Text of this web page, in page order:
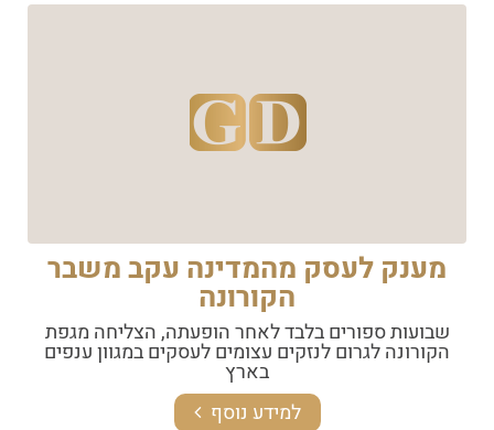
מענק לעסק מהמדינה עקב משבר
הקורונה
שבועות ספורים בלבד לאחר הופעתה, הצליחה מגפת
הקורונה לגרום לנזקים עצומים לעסקים במגוון ענפים
בארץ
למידע נוסף